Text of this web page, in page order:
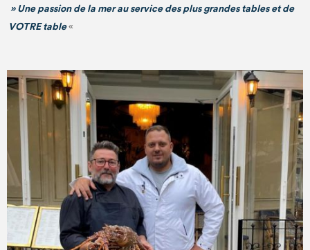
» Une passion de la mer au service des plus grandes tables et de
VOTRE table «